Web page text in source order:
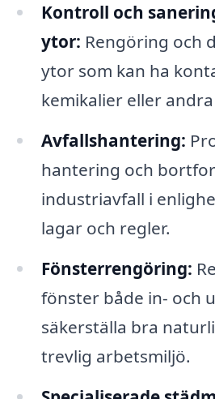
Kontroll och
ytor: Rengöring och
ytor som kan ha
kemikalier eller
Avfallshantering:
hantering och
industriavfall i
lagar och regler.
Fönsterrengöring:
fönster både in- och
säkerställa bra
trevlig arbetsmiljö.